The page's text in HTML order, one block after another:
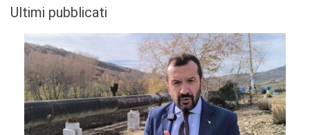
Ultimi pubblicati